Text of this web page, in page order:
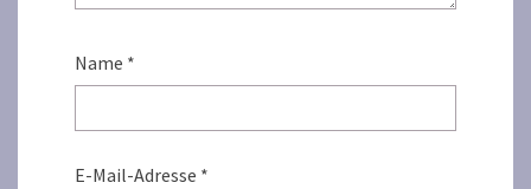
Name *
E-Mail-Adresse *